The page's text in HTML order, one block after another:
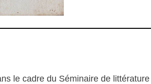
le cadre du Séminaire de